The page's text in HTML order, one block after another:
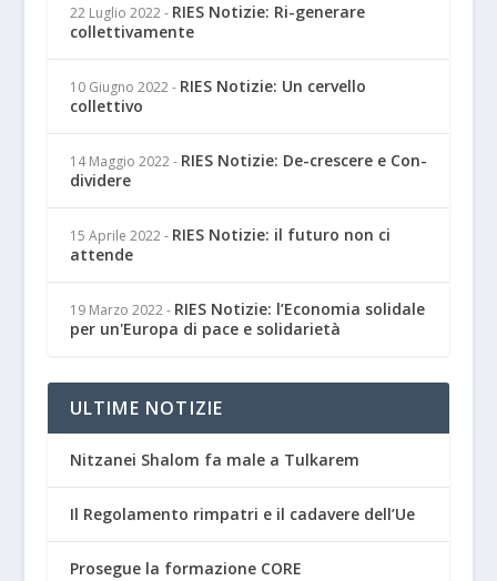
22 Luglio 2022 - RIES Notizie: Ri-generare
collettivamente
10 Giugno 2022 - RIES Notizie: Un cervello
collettivo
14 Maggio 2022 - RIES Notizie: De-crescere e Con-
dividere
15 Aprile 2022 - RIES Notizie: il futuro non ci
attende
19 Marzo 2022 - RIES Notizie: l’Economia solidale
per un'Europa di pace e solidarietà
ULTIME NOTIZIE
Nitzanei Shalom fa male a Tulkarem
Il Regolamento rimpatri e il cadavere dell’Ue
Prosegue la formazione CORE